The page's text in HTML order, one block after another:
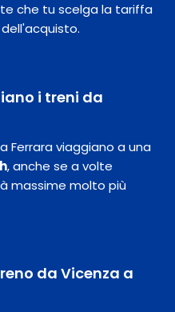
che tu scelga la tariffa
i treni da
Ferrara viaggiano a una
, anche se a volte
massime molto più
da Vicenza a